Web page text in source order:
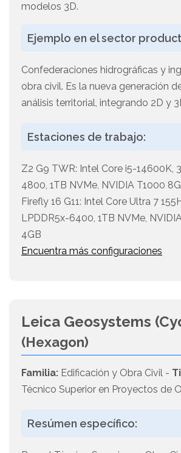
modelos 3D.
Ejemplo en el sector
Confederaciones hidrográficas y
obra civil. Es la nueva generación
análisis territorial, integrando 2D y
Estaciones de trabajo:
Z2 G9 TWR: Intel Core i5-14600K,
4800, 1TB NVMe, NVIDIA T1000
Firefly 16 G11: Intel Core Ultra 7
LPDDR5x-6400, 1TB NVMe,
4GB
Encuentra más configuraciones
Leica Geosystems
(Hexagon)
Familia: Edificación y Obra Civil -
Técnico Superior en Proyectos de
Resúmen específico: